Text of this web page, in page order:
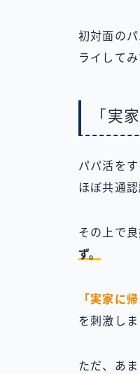
初対面の
ライしてみ
「実
パパ活を
ほぼ共通認
その上で
ず。
「実家に
を刺激しま
ただ、あ